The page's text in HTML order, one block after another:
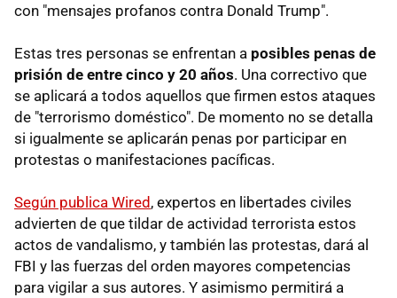
con "mensajes profanos contra Donald Trump".
Estas tres personas se enfrentan a posibles penas de
prisión de entre cinco y 20 años. Una correctivo que
se aplicará a todos aquellos que firmen estos ataques
de "terrorismo doméstico". De momento no se detalla
si igualmente se aplicarán penas por participar en
protestas o manifestaciones pacíficas.
Según publica Wired , expertos en libertades civiles
advierten de que tildar de actividad terrorista estos
actos de vandalismo, y también las protestas, dará al
FBI y las fuerzas del orden mayores competencias
para vigilar a sus autores. Y asimismo permitirá a